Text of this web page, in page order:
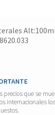
precios que se
internacionales